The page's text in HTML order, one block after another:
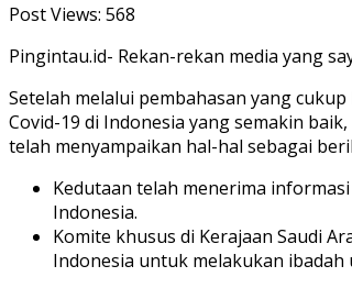
Post Views: 568
Pingintau.id- Rekan-rekan media yang
Setelah melalui pembahasan yang
Covid-19 di Indonesia yang semakin
telah menyampaikan hal-hal sebagai
​Kedutaan telah menerima
Indonesia.
Komite khusus di Kerajaan Saudi
Indonesia untuk melakukan ibadah